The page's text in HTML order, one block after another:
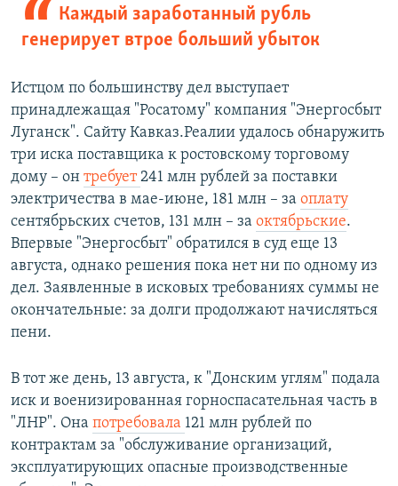
Каждый заработанный рубль
генерирует втрое больший убыток
Истцом по большинству дел выступает
принадлежащая "Росатому" компания "Энергосбыт
Луганск". Сайту Кавказ.Реалии удалось обнаружить
три иска поставщика к ростовскому торговому
дому – он требует241 млн рублей за поставки
электричества в мае-июне, 181 млн – за оплату
сентябрьских счетов, 131 млн – за октябрьские.
Впервые "Энергосбыт" обратился в суд еще 13
августа, однако решения пока нет ни по одному из
дел. Заявленные в исковых требованиях суммы не
окончательные: за долги продолжают начисляться
пени.
В тот же день, 13 августа, к "Донским углям" подала
иск и военизированная горноспасательная часть в
"ЛНР". Она потребовала 121 млн рублей по
контрактам за "обслуживание организаций,
эксплуатирующих опасные производственные